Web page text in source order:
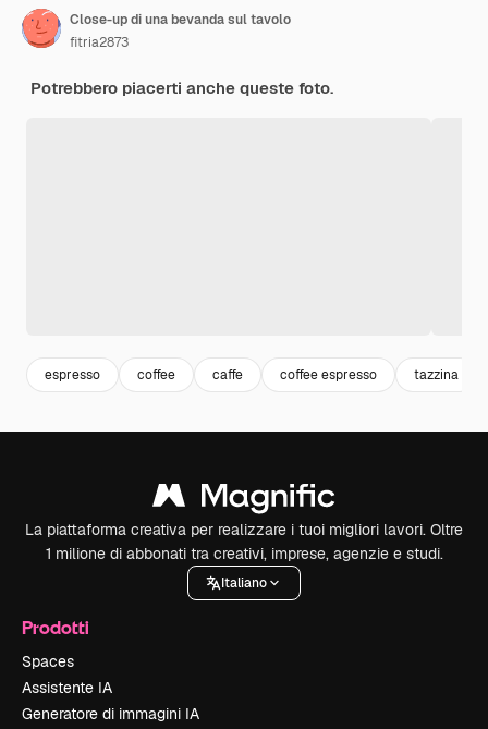
Close-up di una bevanda sul tavolo
fitria2873
Potrebbero piacerti anche queste foto.
espresso coffee caffe coffee espresso tazzina
La piattaforma creativa per realizzare i tuoi migliori lavori. Oltre
1 milione di abbonati tra creativi, imprese, agenzie e studi.
Italiano
Prodotti
Spaces
Assistente IA
Generatore di immagini IA